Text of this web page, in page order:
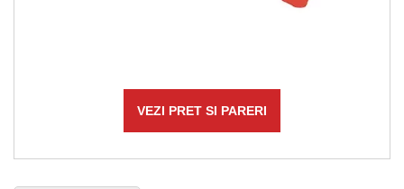
VEZI PRET SI PARERI